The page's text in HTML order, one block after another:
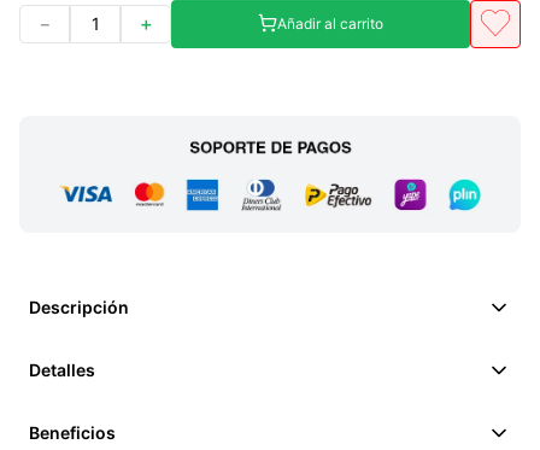
＋
－ Añadir al carrito
Descripción
Detalles
Beneficios